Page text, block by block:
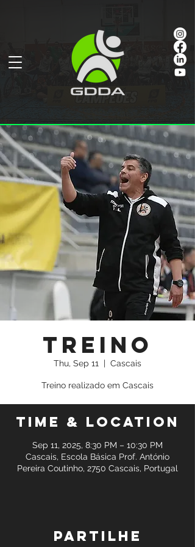
Treino
Thu, Sep 11
  |
Cascais
Treino realizado em Cascais
Time & Location
Sep 11, 2025, 8:30 PM – 10:30 PM
Cascais, Escola Básica Prof. António
Pereira Coutinho, 2750 Cascais, Portugal
Partilhe